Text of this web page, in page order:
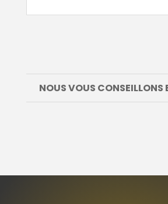
NOUS VOUS CONSEILLONS